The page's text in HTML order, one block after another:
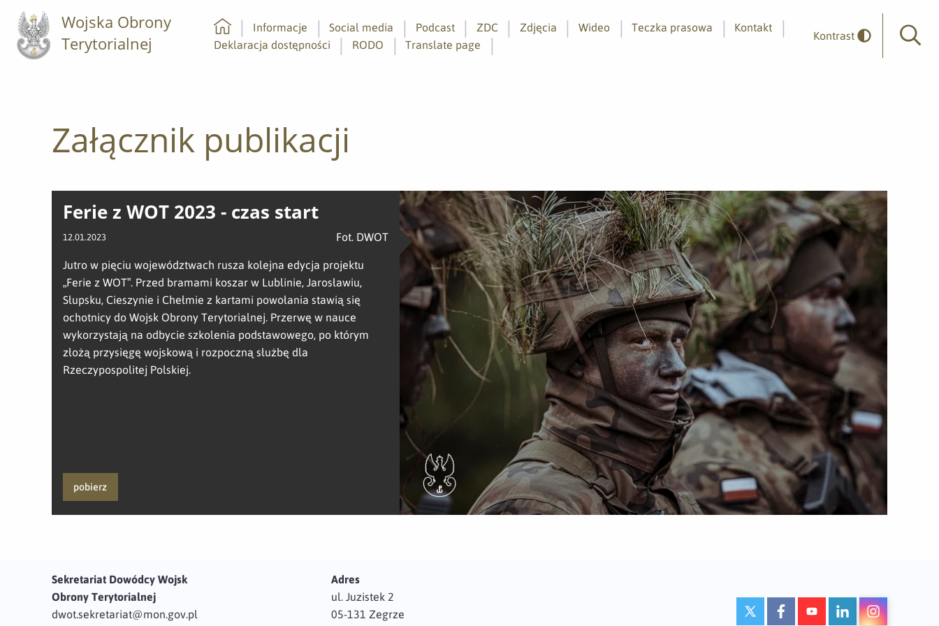
Wojska Obrony
Terytorialnej
Strona główna
Informacje Social media Podcast ZDC Zdjęcia Wideo Teczka prasowa
Kontakt
Deklaracja dostępności
RODO Translate page
Kontrast
Załącznik publikacji
Ferie z WOT 2023 - czas start
12.01.2023 Fot. DWOT
Jutro w pięciu województwach rusza kolejna edycja projektu
„Ferie z WOT”. Przed bramami koszar w Lublinie, Jarosławiu,
Słupsku, Cieszynie i Chełmie z kartami powołania stawią się
ochotnicy do Wojsk Obrony Terytorialnej. Przerwę w nauce
wykorzystają na odbycie szkolenia podstawowego, po którym
złożą przysięgę wojskową i rozpoczną służbę dla
Rzeczypospolitej Polskiej.
pobierz
Sekretariat Dowódcy Wojsk
Obrony Terytorialnej
dwot.sekretariat@mon.gov.pl
Adres
ul. Juzistek 2
05-131 Zegrze